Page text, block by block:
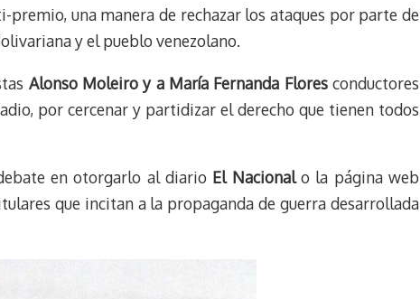
una manera de rechazar los ataques por parte de
y el pueblo venezolano.
Alonso Moleiro y a María Fernanda Floresconductores
por cercenar y partidizar el derecho que tienen todos
en otorgarlo al diario El Nacionalo la página web
que incitan a la propaganda de guerra desarrollada